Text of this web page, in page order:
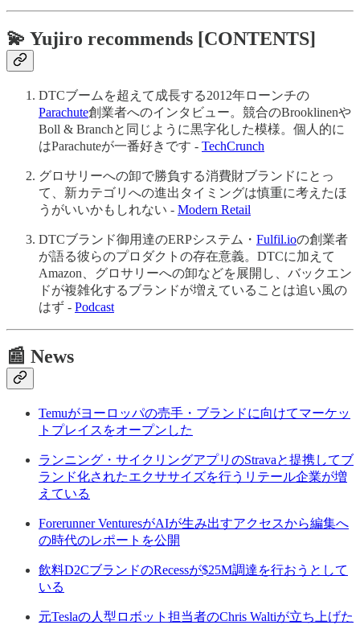
💫 Yujiro recommends [CONTENTS]
DTCブームを超えて成長する2012年ローンチの
Parachute創業者へのインタビュー。競合のBrooklinenや
Boll & Branchと同じように黒字化した模様。個人的に
はParachuteが一番好きです - TechCrunch
グロサリーへの卸で勝負する消費財ブランドにとっ
て、新カテゴリへの進出タイミングは慎重に考えたほ
うがいいかもしれない - Modern Retail
DTCブランド御用達のERPシステム・ Fulfil.ioの創業者
が語る彼らのプロダクトの存在意義。DTCに加えて
Amazon、グロサリーへの卸などを展開し、バックエン
ドが複雑化するブランドが増えていることは追い風の
はず - Podcast
📰 News
Temuがヨーロッパの売手・ブランドに向けてマーケッ
トプレイスをオープンした
ランニング・サイクリングアプリのStravaと提携してブ
ランド化されたエクササイズを行うリテール企業が増
えている
Forerunner VenturesがAIが生み出すアクセスから編集へ
の時代のレポートを公開
飲料D2CブランドのRecessが$25M調達を行おうとして
いる
元Teslaの人型ロボット担当者のChris Waltiが立ち上げた